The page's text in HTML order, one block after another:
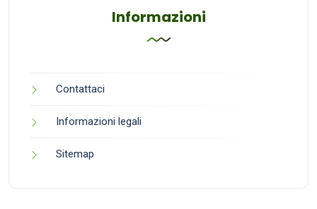
Informazioni
Contattaci
Informazioni legali
Sitemap